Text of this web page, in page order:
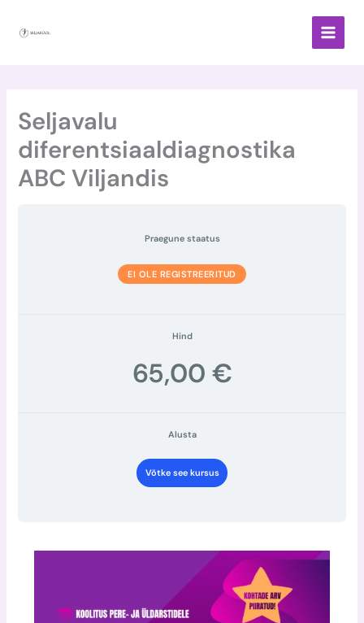
Seljavalu
diferentsiaaldiagnostika
ABC Viljandis
Praegune staatus
EI OLE REGISTREERITUD
Hind
65,00 €
Alusta
Võtke see kursus